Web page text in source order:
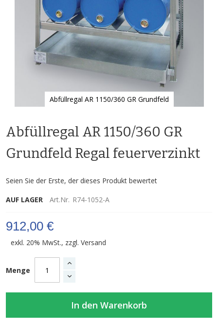
Abfüllregal AR 1150/360 GR Grundfeld
der
springen
Abfüllregal AR 1150/360 GR
Grundfeld Regal feuerverzinkt
Seien Sie der Erste, der dieses Produkt bewertet
AUF LAGER Art.Nr. R74-1052-A
912,00 €
exkl. 20% MwSt., zzgl. Versand
Menge
In den Warenkorb